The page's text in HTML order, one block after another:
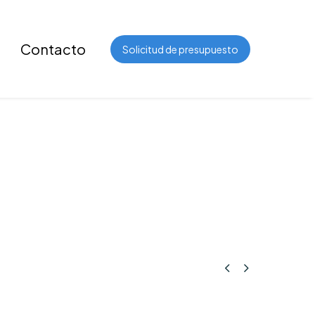
Contacto Solicitud de presupuesto
 